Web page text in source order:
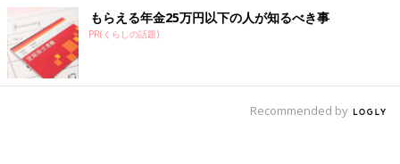
の10ヶ月間を応援するために、各妊娠月数ごとに「今すること」
と「注意すること」を徹底解説！陣痛の乗りきり方や、産後1ヶ
月の赤ちゃんのお世話も写真＆イラストでわかりやすく紹介しま
す。
もらえる年金25万円以下の人が知るべき事
PR(くらしの話題)
Recommended by